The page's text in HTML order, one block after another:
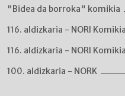
"Bidea da borroka" komikia
116. aldizkaria - NORI
116. aldizkaria - NORI
100. aldizkaria - NORK